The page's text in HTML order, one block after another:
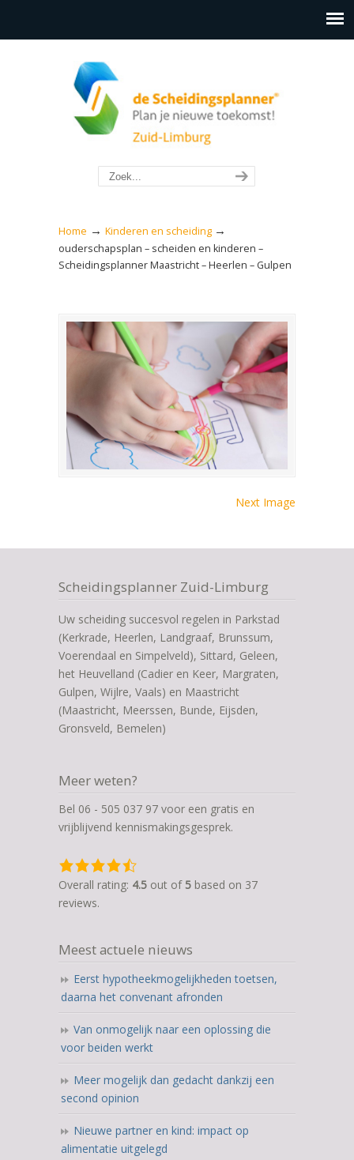
Home → Kinderen en scheiding →
ouderschapsplan – scheiden en kinderen –
Scheidingsplanner Maastricht – Heerlen – Gulpen
Next Image
Scheidingsplanner Zuid-Limburg
Uw scheiding succesvol regelen in Parkstad
(Kerkrade, Heerlen, Landgraaf, Brunssum,
Voerendaal en Simpelveld), Sittard, Geleen,
het Heuvelland (Cadier en Keer, Margraten,
Gulpen, Wijlre, Vaals) en Maastricht
(Maastricht, Meerssen, Bunde, Eijsden,
Gronsveld, Bemelen)
Meer weten?
Bel 06 - 505 037 97 voor een gratis en
vrijblijvend kennismakingsgesprek.
4,5
rating
based
ratings
Overall rating: 4.5 out of 5 based on 37
reviews.
Meest actuele nieuws
Eerst hypotheekmogelijkheden toetsen,
daarna het convenant afronden
Van onmogelijk naar een oplossing die
voor beiden werkt
Meer mogelijk dan gedacht dankzij een
second opinion
Nieuwe partner en kind: impact op
alimentatie uitgelegd